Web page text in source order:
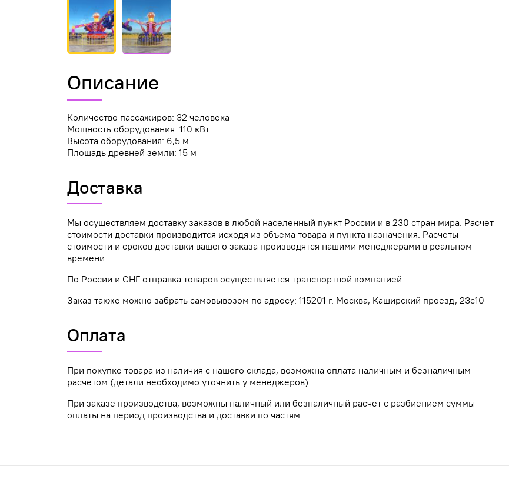
Описание
Количество пассажиров: 32 человека
Мощность оборудования: 110 кВт
Высота оборудования: 6,5 м
Площадь древней земли: 15 м
Доставка
Мы осуществляем доставку заказов в любой населенный пункт России и в 230 стран мира. Расчет
стоимости доставки производится исходя из объема товара и пункта назначения. Расчеты
стоимости и сроков доставки вашего заказа производятся нашими менеджерами в реальном
времени.
По России и СНГ отправка товаров осуществляется транспортной компанией.
Заказ также можно забрать самовывозом по адресу: 115201 г. Москва, Каширский проезд, 23с10
Оплата
При покупке товара из наличия с нашего склада, возможна оплата наличным и безналичным
расчетом (детали необходимо уточнить у менеджеров).
При заказе производства, возможны наличный или безналичный расчет с разбиением суммы
оплаты на период производства и доставки по частям.